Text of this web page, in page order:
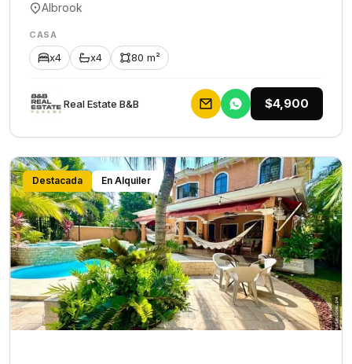
Albrook
CASA
x4 x4 80 m²
Rеаl Еstаtе В&В $4,900
Destacada En Alquiler